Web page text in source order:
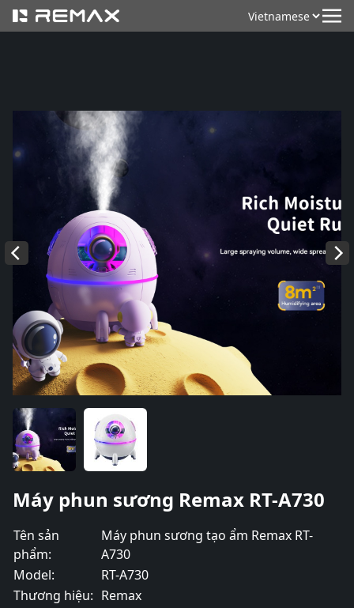
Máy phun sương Remax RT-A730
Tên sản
phẩm:
Máy phun sương tạo ẩm Remax RT-
A730
Model:
RT-A730
Thương hiệu: Remax